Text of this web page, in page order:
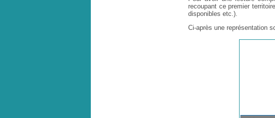
recoupant ce premier
disponibles etc.).
Ci-après une représentation